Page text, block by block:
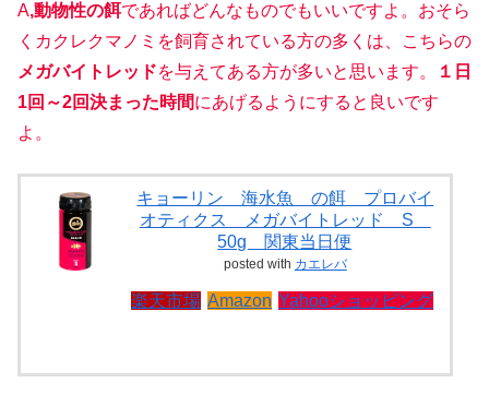
A,動物性の餌であればどんなものでもいいですよ。おそら
くカクレクマノミを飼育されている方の多くは、こちらの
メガバイトレッドを与えてある方が多いと思います。
１日
1回～2回決まった時間にあげるようにすると良いです
よ。
キョーリン 海水魚 の餌 プロバイ
オティクス メガバイトレッド S
50g 関東当日便
posted with カエレバ
楽天市場 Amazon Yahooショッピング